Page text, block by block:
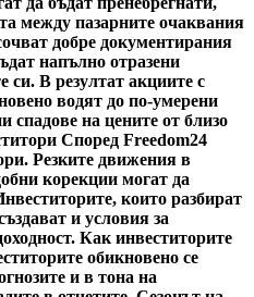
между пазарните очаквания
добре документирания
напълно отразени
си. В резултат акциите с
водят до по-умерени
спадове на цените от близо
Според Freedom24
Резките движения в
корекции могат да
които разбират
и условия за
Как инвеститорите
обикновено се
и в тона на